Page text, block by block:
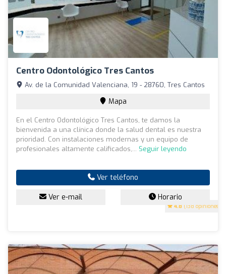
Centro Odontológico Tres Cantos
4.8 (138 opiniones)
Av. de la Comunidad Valenciana, 19 - 28760, Tres Cantos
Mapa
En el Centro Odontológico Tres Cantos, te damos la
bienvenida a una clínica donde la salud dental es nuestra
prioridad. Con instalaciones modernas y un equipo de
profesionales altamente calificados,... Seguir leyendo
Ver teléfono
Ver e-mail Horario